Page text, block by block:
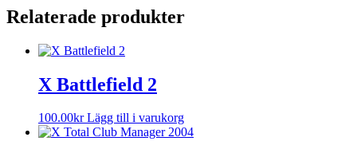
Relaterade produkter
X Battlefield 2
100.00kr Lägg till i varukorg